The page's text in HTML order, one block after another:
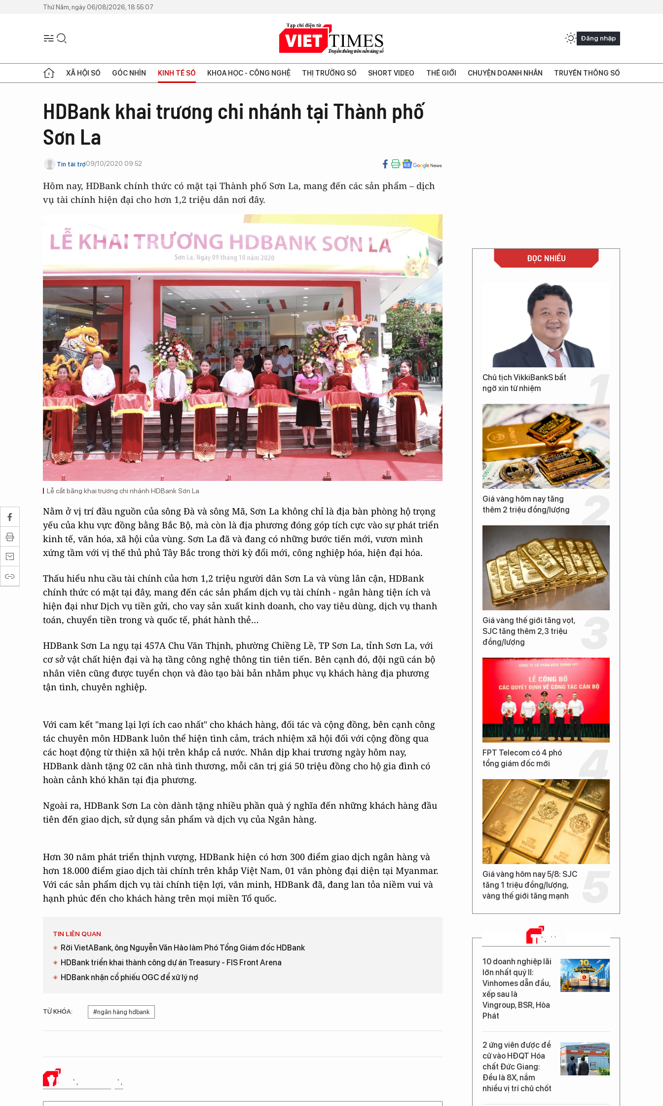
Thứ Năm, ngày 06/08/2026, 18:55:07
Đăng nhập
XÃ HỘI SỐ GÓC NHÌN KINH TẾ SỐ KHOA HỌC - CÔNG NGHỆ THỊ TRƯỜNG SỐ SHORT VIDEO THẾ GIỚI CHUYỆN DOANH NHÂN TRUYỀN THÔNG SỐ
HDBank khai trương chi nhánh tại Thành phố
Sơn La
Tin tài trợ09/10/2020 09:52
Hôm nay, HDBank chính thức có mặt tại Thành phố Sơn La, mang đến các sản phẩm – dịch
vụ tài chính hiện đại cho hơn 1,2 triệu dân nơi đây.
Lễ cắt băng khai trương chi nhánh HDBank Sơn La
Nằm ở vị trí đầu nguồn của sông Đà và sông Mã, Sơn La không chỉ là địa bàn phòng hộ trọng
yếu của khu vực đồng bằng Bắc Bộ, mà còn là địa phương đóng góp tích cực vào sự phát triển
kinh tế, văn hóa, xã hội của vùng. Sơn La đã và đang có những bước tiến mới, vươn mình
xứng tầm với vị thế thủ phủ Tây Bắc trong thời kỳ đổi mới, công nghiệp hóa, hiện đại hóa.
Thấu hiểu nhu cầu tài chính của hơn 1,2 triệu người dân Sơn La và vùng lân cận, HDBank
chính thức có mặt tại đây, mang đến các sản phẩm dịch vụ tài chính - ngân hàng tiện ích và
hiện đại như Dịch vụ tiền gửi, cho vay sản xuất kinh doanh, cho vay tiêu dùng, dịch vụ thanh
toán, chuyển tiền trong và quốc tế, phát hành thẻ…
HDBank Sơn La ngụ tại 457A Chu Văn Thịnh, phường Chiềng Lề, TP Sơn La, tỉnh Sơn La, với
cơ sở vật chất hiện đại và hạ tầng công nghệ thông tin tiên tiến. Bên cạnh đó, đội ngũ cán bộ
nhân viên cũng được tuyển chọn và đào tạo bài bản nhằm phục vụ khách hàng địa phương
tận tình, chuyên nghiệp.
Với cam kết "mang lại lợi ích cao nhất" cho khách hàng, đối tác và cộng đồng, bên cạnh công
tác chuyên môn HDBank luôn thể hiện tình cảm, trách nhiệm xã hội đối với cộng đồng qua
các hoạt động từ thiện xã hội trên khắp cả nước. Nhân dịp khai trương ngày hôm nay,
HDBank dành tặng 02 căn nhà tình thương, mỗi căn trị giá 50 triệu đồng cho hộ gia đình có
hoàn cảnh khó khăn tại địa phương.
Ngoài ra, HDBank Sơn La còn dành tặng nhiều phần quà ý nghĩa đến những khách hàng đầu
tiên đến giao dịch, sử dụng sản phẩm và dịch vụ của Ngân hàng.
Hơn 30 năm phát triển thịnh vượng, HDBank hiện có hơn 300 điểm giao dịch ngân hàng và
hơn 18.000 điểm giao dịch tài chính trên khắp Việt Nam, 01 văn phòng đại diện tại Myanmar.
Với các sản phẩm dịch vụ tài chính tiện lợi, văn minh, HDBank đã, đang lan tỏa niềm vui và
hạnh phúc đến cho khách hàng trên mọi miền Tổ quốc.
TIN LIÊN QUAN
Rời VietABank, ông Nguyễn Văn Hảo làm Phó Tổng Giám đốc HDBank
HDBank triển khai thành công dự án Treasury - FIS Front Arena
HDBank nhận cổ phiếu OGC để xử lý nợ
TỪ KHÓA: #ngân hàng hdbank
Ý KIẾN CỦA BẠN
ĐỌC NHIỀU
Chủ tịch VikkiBankS bất
ngờ xin từ nhiệm
Giá vàng hôm nay tăng
thêm 2 triệu đồng/lượng
Giá vàng thế giới tăng vọt,
SJC tăng thêm 2,3 triệu
đồng/lượng
FPT Telecom có 4 phó
tổng giám đốc mới
Giá vàng hôm nay 5/8: SJC
tăng 1 triệu đồng/lượng,
vàng thế giới tăng mạnh
TIN MỚI
10 doanh nghiệp lãi
lớn nhất quý II:
Vinhomes dẫn đầu,
xếp sau là
Vingroup, BSR, Hòa
Phát
2 ứng viên được đề
cử vào HĐQT Hóa
chất Đức Giang:
Đều là 8X, nắm
nhiều vị trí chủ chốt